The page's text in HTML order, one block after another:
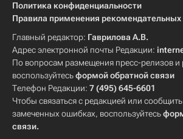
Политика конфиденциальности
Правила применения рекомендательных
Главный редактор: Гаврилова А.В.
Адрес электронной почты Редакции:
По вопросам размещения пресс-релизов и
воспользуйтесьформой обратной связи
Телефон Редакции: 7 (495) 645-6601
Чтобы связаться с редакцией или
замеченных ошибках, воспользуйтесь
связи.